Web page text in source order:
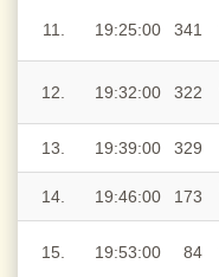
11. 19:25:00 341
12. 19:32:00 322
13. 19:39:00 329
14. 19:46:00 173
15. 19:53:00 84